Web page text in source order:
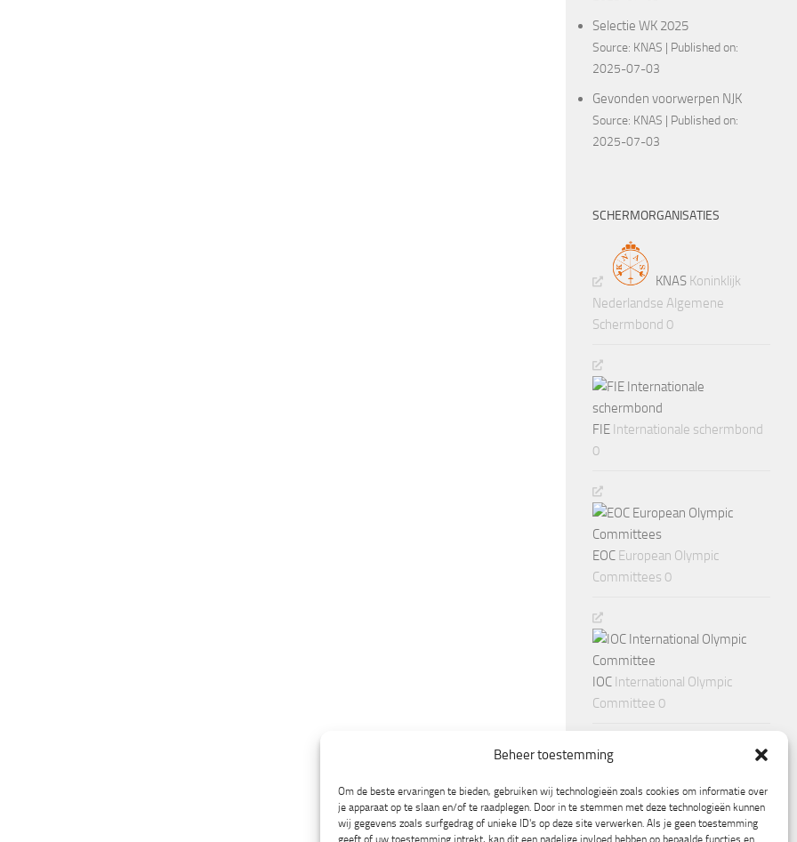
Beheer toestemming
Om de beste ervaringen te bieden, gebruiken wij technologieën zoals cookies om informatie over
je apparaat op te slaan en/of te raadplegen. Door in te stemmen met deze technologieën kunnen
wij gegevens zoals surfgedrag of unieke ID's op deze site verwerken. Als je geen toestemming
geeft of uw toestemming intrekt, kan dit een nadelige invloed hebben op bepaalde functies en
Selectie WK 2025
Source: KNAS
Published on:
2025-07-03
Gevonden voorwerpen NJK
Source: KNAS
Published on:
2025-07-03
SCHERMORGANISATIES
KNAS Koninklijk
Nederlandse Algemene
Schermbond 0
FIE Internationale schermbond
0
EOC European Olympic
Committees 0
IOC International Olympic
Committee 0